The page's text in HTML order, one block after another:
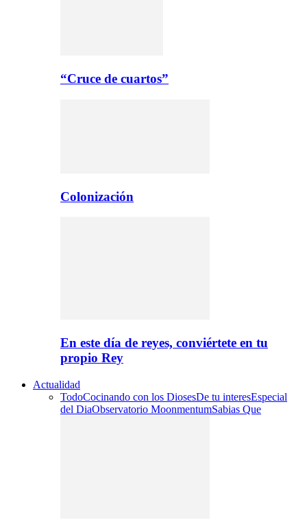
“Cruce de cuartos”
Colonización
En este día de reyes, conviértete en tu
propio Rey
Actualidad
TodoCocinando con los DiosesDe tu interesEspecial
del DiaObservatorio MoonmentumSabias Que